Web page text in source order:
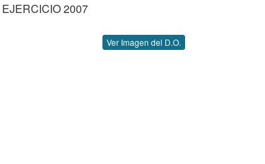
2007
Ver Imagen del D.O.